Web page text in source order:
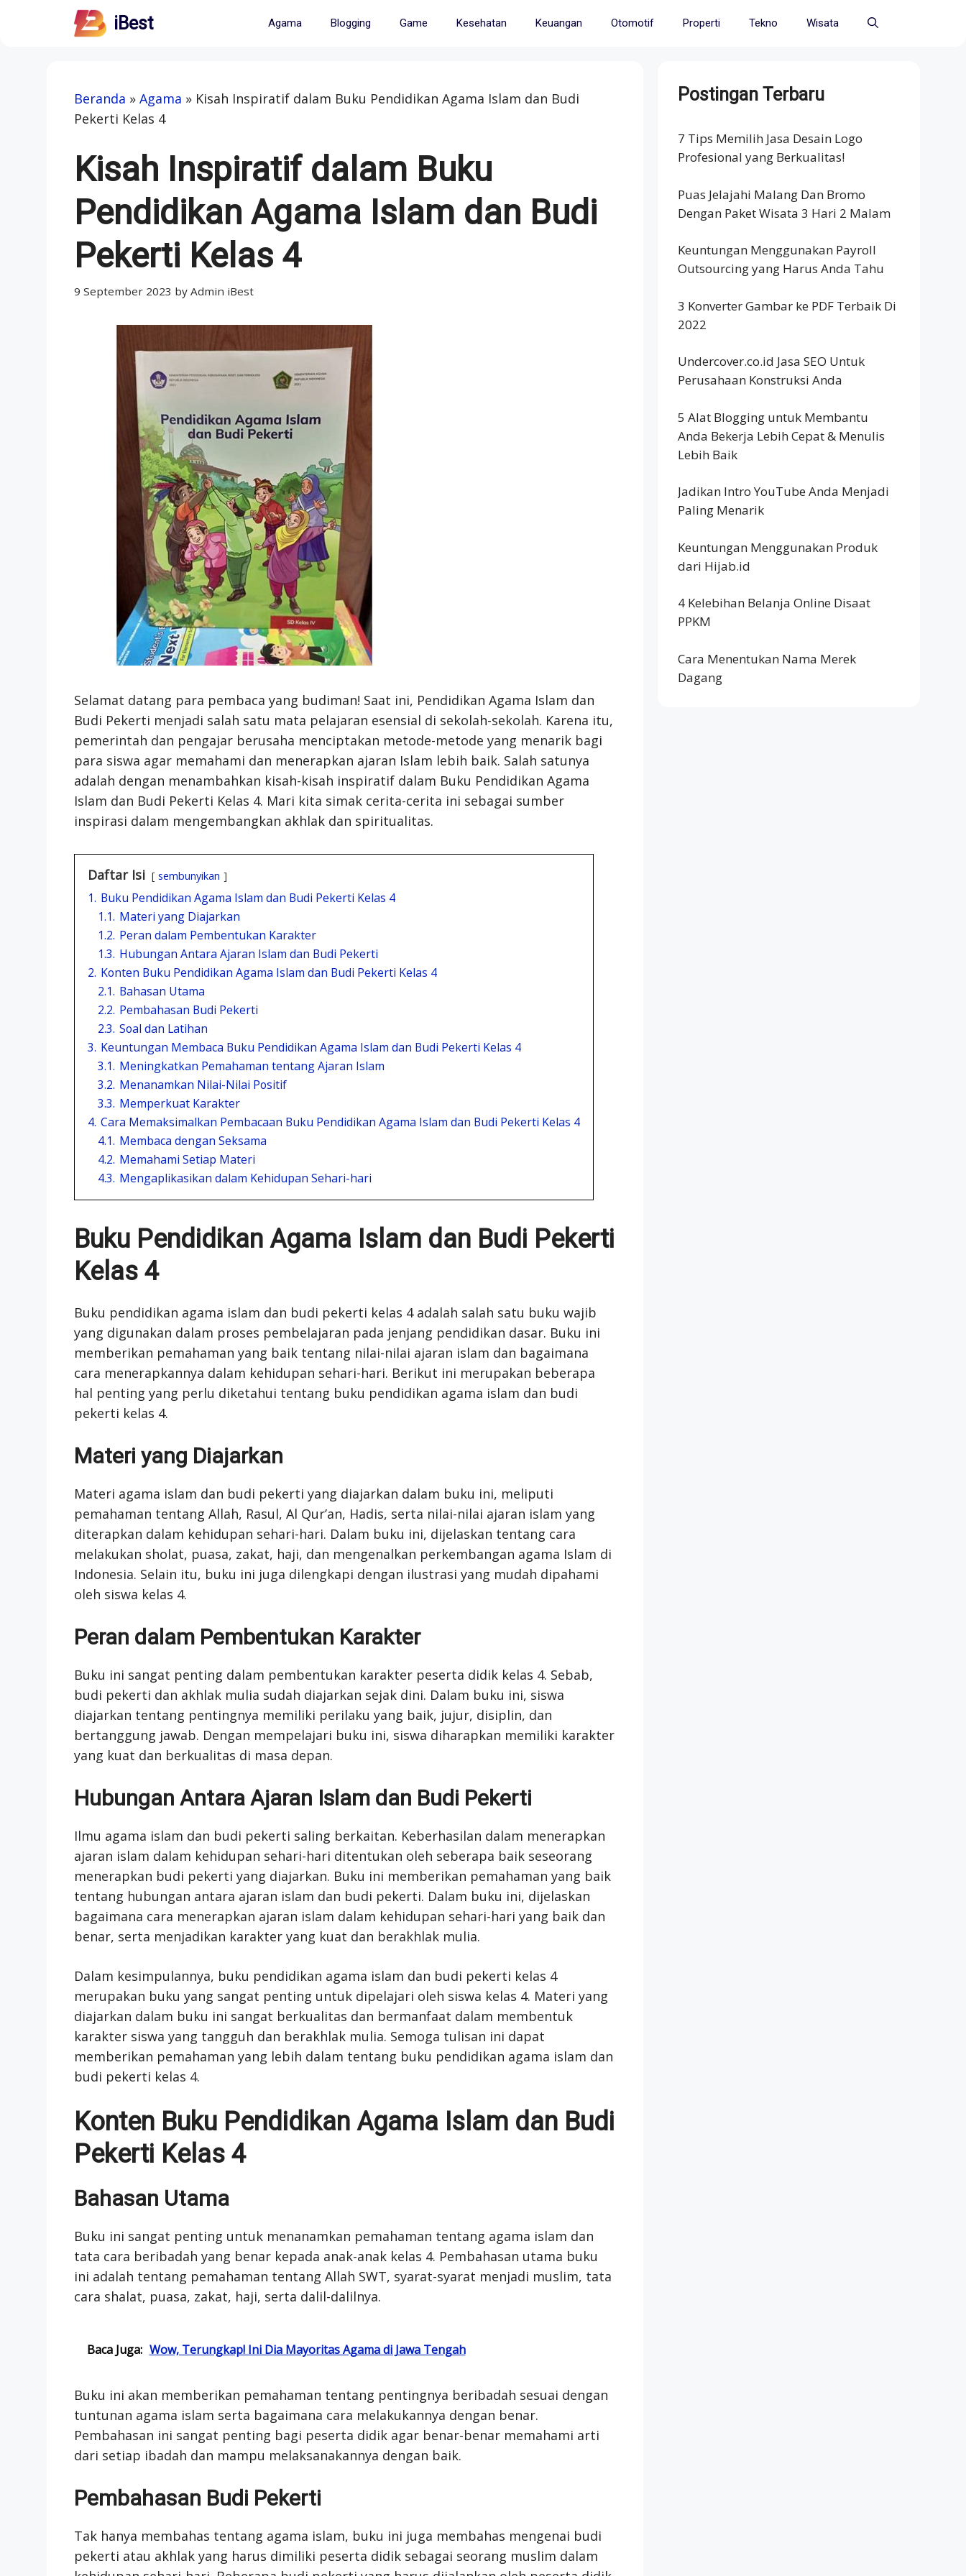
iBest Agama Blogging Game Kesehatan Keuangan Otomotif Properti Tekno Wisata
Beranda » Agama » Kisah Inspiratif dalam Buku Pendidikan Agama Islam dan Budi
Pekerti Kelas 4
Kisah Inspiratif dalam Buku
Pendidikan Agama Islam dan Budi
Pekerti Kelas 4
9 September 2023 by Admin iBest
Selamat datang para pembaca yang budiman! Saat ini, Pendidikan Agama Islam dan
Budi Pekerti menjadi salah satu mata pelajaran esensial di sekolah-sekolah. Karena itu,
pemerintah dan pengajar berusaha menciptakan metode-metode yang menarik bagi
para siswa agar memahami dan menerapkan ajaran Islam lebih baik. Salah satunya
adalah dengan menambahkan kisah-kisah inspiratif dalam Buku Pendidikan Agama
Islam dan Budi Pekerti Kelas 4. Mari kita simak cerita-cerita ini sebagai sumber
inspirasi dalam mengembangkan akhlak dan spiritualitas.
Daftar Isi sembunyikan
1. Buku Pendidikan Agama Islam dan Budi Pekerti Kelas 4
1.1. Materi yang Diajarkan
1.2. Peran dalam Pembentukan Karakter
1.3. Hubungan Antara Ajaran Islam dan Budi Pekerti
2. Konten Buku Pendidikan Agama Islam dan Budi Pekerti Kelas 4
2.1. Bahasan Utama
2.2. Pembahasan Budi Pekerti
2.3. Soal dan Latihan
3. Keuntungan Membaca Buku Pendidikan Agama Islam dan Budi Pekerti Kelas 4
3.1. Meningkatkan Pemahaman tentang Ajaran Islam
3.2. Menanamkan Nilai-Nilai Positif
3.3. Memperkuat Karakter
4. Cara Memaksimalkan Pembacaan Buku Pendidikan Agama Islam dan Budi Pekerti Kelas 4
4.1. Membaca dengan Seksama
4.2. Memahami Setiap Materi
4.3. Mengaplikasikan dalam Kehidupan Sehari-hari
Buku Pendidikan Agama Islam dan Budi Pekerti
Kelas 4
Buku pendidikan agama islam dan budi pekerti kelas 4 adalah salah satu buku wajib
yang digunakan dalam proses pembelajaran pada jenjang pendidikan dasar. Buku ini
memberikan pemahaman yang baik tentang nilai-nilai ajaran islam dan bagaimana
cara menerapkannya dalam kehidupan sehari-hari. Berikut ini merupakan beberapa
hal penting yang perlu diketahui tentang buku pendidikan agama islam dan budi
pekerti kelas 4.
Materi yang Diajarkan
Materi agama islam dan budi pekerti yang diajarkan dalam buku ini, meliputi
pemahaman tentang Allah, Rasul, Al Qur’an, Hadis, serta nilai-nilai ajaran islam yang
diterapkan dalam kehidupan sehari-hari. Dalam buku ini, dijelaskan tentang cara
melakukan sholat, puasa, zakat, haji, dan mengenalkan perkembangan agama Islam di
Indonesia. Selain itu, buku ini juga dilengkapi dengan ilustrasi yang mudah dipahami
oleh siswa kelas 4.
Peran dalam Pembentukan Karakter
Buku ini sangat penting dalam pembentukan karakter peserta didik kelas 4. Sebab,
budi pekerti dan akhlak mulia sudah diajarkan sejak dini. Dalam buku ini, siswa
diajarkan tentang pentingnya memiliki perilaku yang baik, jujur, disiplin, dan
bertanggung jawab. Dengan mempelajari buku ini, siswa diharapkan memiliki karakter
yang kuat dan berkualitas di masa depan.
Hubungan Antara Ajaran Islam dan Budi Pekerti
Ilmu agama islam dan budi pekerti saling berkaitan. Keberhasilan dalam menerapkan
ajaran islam dalam kehidupan sehari-hari ditentukan oleh seberapa baik seseorang
menerapkan budi pekerti yang diajarkan. Buku ini memberikan pemahaman yang baik
tentang hubungan antara ajaran islam dan budi pekerti. Dalam buku ini, dijelaskan
bagaimana cara menerapkan ajaran islam dalam kehidupan sehari-hari yang baik dan
benar, serta menjadikan karakter yang kuat dan berakhlak mulia.
Dalam kesimpulannya, buku pendidikan agama islam dan budi pekerti kelas 4
merupakan buku yang sangat penting untuk dipelajari oleh siswa kelas 4. Materi yang
diajarkan dalam buku ini sangat berkualitas dan bermanfaat dalam membentuk
karakter siswa yang tangguh dan berakhlak mulia. Semoga tulisan ini dapat
memberikan pemahaman yang lebih dalam tentang buku pendidikan agama islam dan
budi pekerti kelas 4.
Konten Buku Pendidikan Agama Islam dan Budi
Pekerti Kelas 4
Bahasan Utama
Buku ini sangat penting untuk menanamkan pemahaman tentang agama islam dan
tata cara beribadah yang benar kepada anak-anak kelas 4. Pembahasan utama buku
ini adalah tentang pemahaman tentang Allah SWT, syarat-syarat menjadi muslim, tata
cara shalat, puasa, zakat, haji, serta dalil-dalilnya.
Baca Juga: Wow, Terungkap! Ini Dia Mayoritas Agama di Jawa Tengah
Buku ini akan memberikan pemahaman tentang pentingnya beribadah sesuai dengan
tuntunan agama islam serta bagaimana cara melakukannya dengan benar.
Pembahasan ini sangat penting bagi peserta didik agar benar-benar memahami arti
dari setiap ibadah dan mampu melaksanakannya dengan baik.
Pembahasan Budi Pekerti
Tak hanya membahas tentang agama islam, buku ini juga membahas mengenai budi
pekerti atau akhlak yang harus dimiliki peserta didik sebagai seorang muslim dalam
Postingan Terbaru
7 Tips Memilih Jasa Desain Logo
Profesional yang Berkualitas!
Puas Jelajahi Malang Dan Bromo
Dengan Paket Wisata 3 Hari 2 Malam
Keuntungan Menggunakan Payroll
Outsourcing yang Harus Anda Tahu
3 Konverter Gambar ke PDF Terbaik Di
2022
Undercover.co.id Jasa SEO Untuk
Perusahaan Konstruksi Anda
5 Alat Blogging untuk Membantu
Anda Bekerja Lebih Cepat & Menulis
Lebih Baik
Jadikan Intro YouTube Anda Menjadi
Paling Menarik
Keuntungan Menggunakan Produk
dari Hijab.id
4 Kelebihan Belanja Online Disaat
PPKM
Cara Menentukan Nama Merek
Dagang